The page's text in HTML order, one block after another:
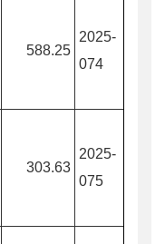
588.25
2025-
074
303.63
2025-
075